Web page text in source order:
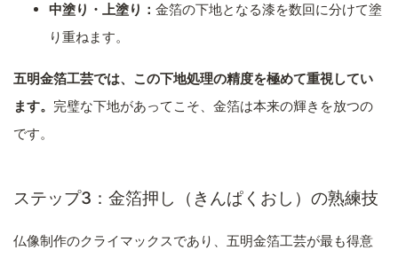
中塗り・上塗り： 金箔の下地となる漆を数回に分けて塗
り重ねます。
五明金箔工芸では、この下地処理の精度を極めて重視してい
ます。 完璧な下地があってこそ、金箔は本来の輝きを放つの
です。
ステップ3：金箔押し（きんぱくおし）の熟練技
仏像制作のクライマックスであり、五明金箔工芸が最も得意